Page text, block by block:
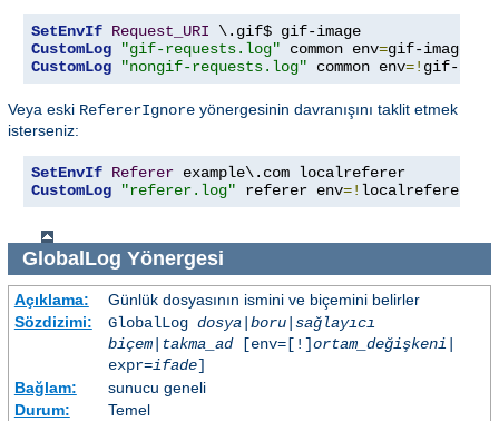
SetEnvIf Request_URI
CustomLog
"gif-requests.log" common env=
CustomLog
"nongif-requests.log" common env=! gif-
Veya eski RefererIgnore yönergesinin davranışını taklit etmek
isterseniz:
SetEnvIf Referer
CustomLog
"referer.log" referer env=! localreferer
GlobalLog Yönergesi
Açıklama:
Günlük dosyasının ismini ve biçemini belirler
Sözdizimi:
GlobalLog dosya| boru| sağlayıcı
biçem| takma_ad[env=[!]ortam_değişkeni
expr=ifade]
Bağlam:
sunucu geneli
Durum:
Temel